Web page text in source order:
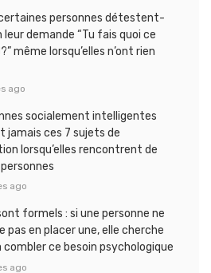
personnes détestent-
leur demande “Tu fais quoi ce
même lorsqu’elles n’ont rien
ago
socialement intelligentes
jamais ces 7 sujets de
lorsqu’elles rencontrent de
ago
formels : si une personne ne
pas en placer une, elle cherche
ce besoin psychologique
ago